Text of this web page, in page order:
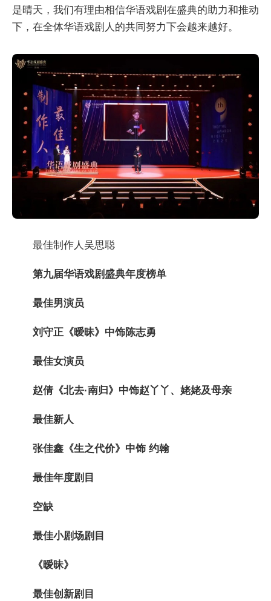
是晴天，我们有理由相信华语戏剧在盛典的助力和推动
下，在全体华语戏剧人的共同努力下会越来越好。
最佳制作人吴思聪
第九届华语戏剧盛典年度榜单
最佳男演员
刘守正 《暧昧》中饰陈志勇
最佳女演员
赵倩《北去·南归》中饰赵丫丫、姥姥及母亲
最佳新人
张佳鑫 《生之代价》中饰 约翰
最佳年度剧目
空缺
最佳小剧场剧目
《暧昧》
最佳创新剧目